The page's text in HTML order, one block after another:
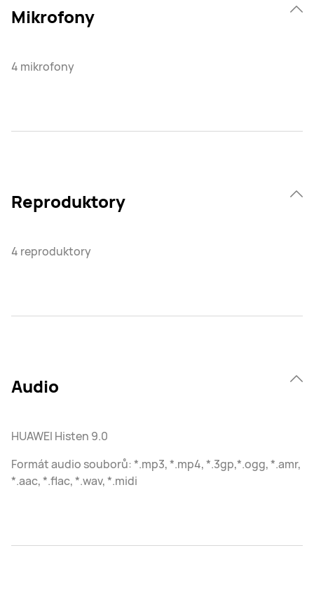
Mikrofony
4 mikrofony
Reproduktory
4 reproduktory
Audio
HUAWEI Histen 9.0
Formát audio souborů: *.mp3, *.mp4, *.3gp,*.ogg, *.amr,
*.aac, *.flac, *.wav, *.midi